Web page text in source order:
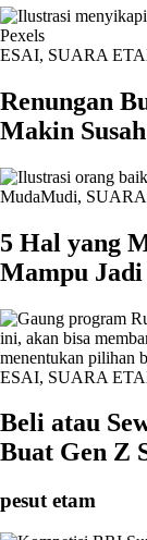
ESAI, SUARA
Renungan
Makin
MudaMudi,
5 Hal yang
Mampu
ESAI, SUARA
Beli atau
Buat Gen Z
pesut etam